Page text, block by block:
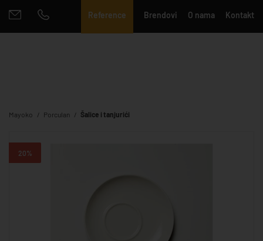
Reference Brendovi O nama Kontakt
Mayoko Porculan Šalice i tanjurići
20%